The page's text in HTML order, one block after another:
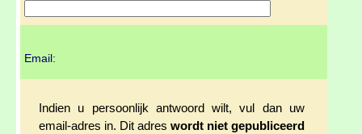
Email:
Indien u persoonlijk antwoord wilt, vul dan uw
email-adres in. Dit adres wordt niet gepubliceerd